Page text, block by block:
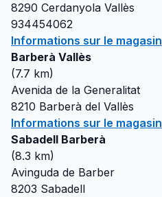
8290 Cerdanyola Vallès
934454062
Informations sur le magasin
Barberà Vallès
(7.7 km)
Avenida de la Generalitat
8210 Barberà del Vallès
Informations sur le magasin
Sabadell Barberà
(8.3 km)
Avinguda de Barber
8203 Sabadell